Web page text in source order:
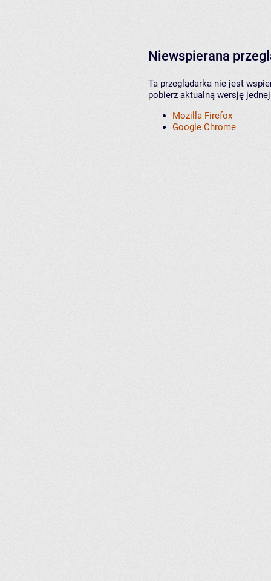
Niewspierana
Ta przeglądarka nie jest
pobierz aktualną wersję
Mozilla Firefox
Google Chrome